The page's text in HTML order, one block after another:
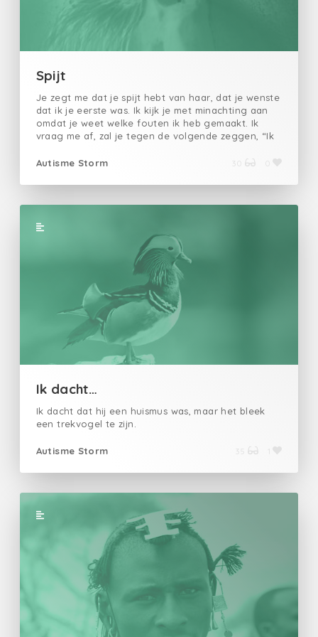
je aanraking,…Wat is er met me gebeurd?Want
schat,ik bang ben.
Spijt
Je zegt me dat je spijt hebt van haar, dat je wenste
dat ik je eerste was. Ik kijk je met minachting aan
omdat je weet welke fouten ik heb gemaakt. Ik
vraag me af, zal je tegen de volgende zeggen, “Ik
vreemd omdat je ooit van haar hield zoals je van
van je hebben. Ik zal ze niet zeggen dat ik wilde dat
Autisme Storm 30
Ik dacht…
Ik dacht dat hij een huismus was, maar het bleek
een trekvogel te zijn.
Autisme Storm 35